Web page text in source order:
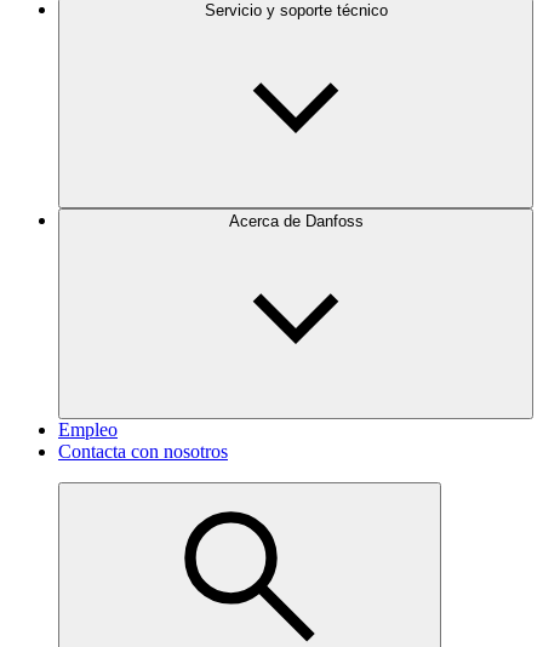
Servicio y soporte técnico
Acerca de Danfoss
Empleo
Contacta con nosotros